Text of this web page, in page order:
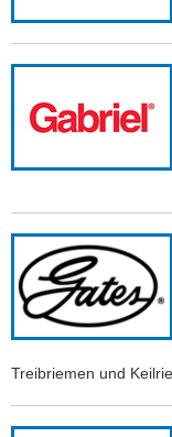
Treibriemen und